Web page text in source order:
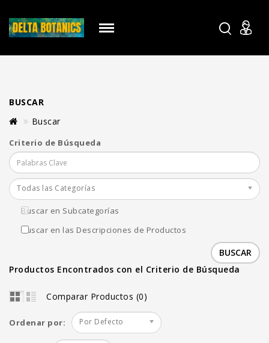
BUSCAR
Buscar
Criterio de Búsqueda
Todas las Categorías
Buscar en Subcategorías
Buscar en las Descripciones de Productos
Productos Encontrados con el Criterio de Búsqueda
Comparar Productos (0)
Ordenar por: Por Defecto